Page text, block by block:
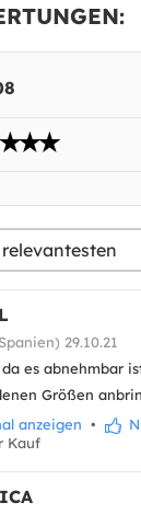
29.10.21
es abnehmbar
Größen
anzeigen •
Kauf